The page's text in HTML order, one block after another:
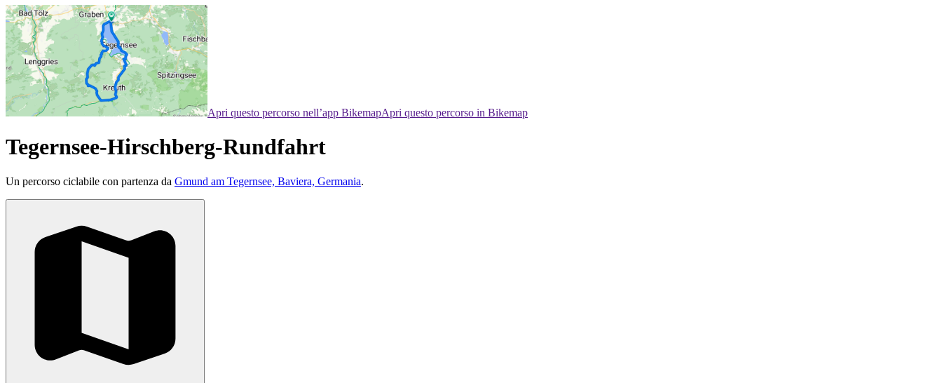
Apri questo percorso nell’app BikemapApri questo percorso in Bikemap
Tegernsee-Hirschberg-Rundfahrt
Un percorso ciclabile con partenza da Gmund am Tegernsee, Baviera, Germania.